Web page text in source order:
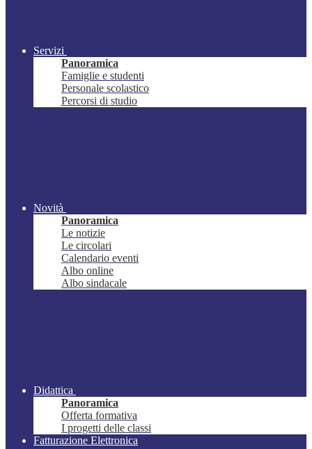
Servizi
Panoramica
Famiglie e studenti
Personale scolastico
Percorsi di studio
Novità
Panoramica
Le notizie
Le circolari
Calendario eventi
Albo online
Albo sindacale
Didattica
Panoramica
Offerta formativa
I progetti delle classi
Fatturazione Elettronica